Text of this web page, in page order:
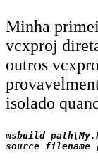
Minha
vcxproj
outros
isolado
msbuild